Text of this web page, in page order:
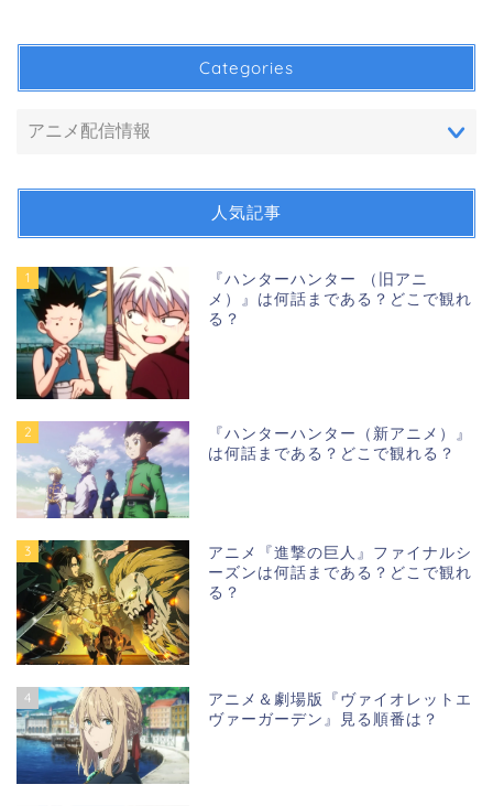
Categories
人気記事
1
『ハンターハンター （旧アニ
メ）』は何話まである？どこで観れ
る？
2
『ハンターハンター（新アニメ）』
は何話まである？どこで観れる？
3
アニメ『進撃の巨人』ファイナルシ
ーズンは何話まである？どこで観れ
る？
4
アニメ＆劇場版『ヴァイオレットエ
ヴァーガーデン』見る順番は？